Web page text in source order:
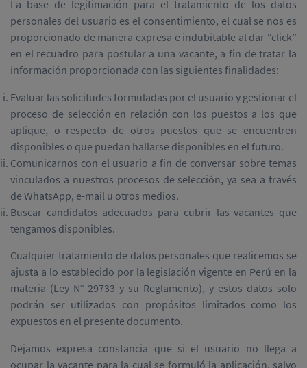
La base de legitimación para el tratamiento de los datos
personales del usuario es el consentimiento, el cual se nos es
proporcionado de manera expresa e indubitable al dar “click”
en el recuadro para postular a una vacante, a fin de tratar la
información proporcionada con las siguientes finalidades:
Evaluar las solicitudes formuladas por el usuario y gestionar el
proceso de selección en relación con los puestos a los que
aplique, o respecto de otros puestos que se encuentren
disponibles o que puedan hallarse disponibles en el futuro.
Comunicarnos con el usuario a fin de conversar sobre temas
vinculados a nuestros procesos de selección, ya sea a través
de WhatsApp, e-mail u otros medios.
Buscar candidatos adecuados para cubrir las vacantes que
tengamos disponibles.
Cualquier tratamiento de datos personales que realicemos se
ajusta a lo establecido por la legislación vigente en Perú en la
materia (Ley N° 29733 y su Reglamento), y estos datos solo
podrán ser utilizados con propósitos limitados como los
expuestos en el presente documento.
Dejamos expresa constancia que si el usuario no llega a
ocupar la vacante para la cual se formuló la aplicación, salvo